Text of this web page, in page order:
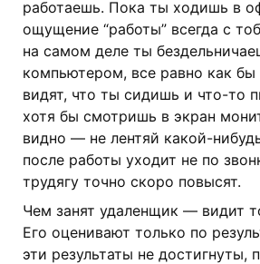
работаешь. Пока ты ходишь в
ощущение “работы” всегда с
на самом деле ты
компьютером, все равно как бы
видят, что ты сидишь и что-то
хотя бы смотришь в экран
видно — не лентяй какой-
после работы уходит не по
трудягу точно скоро повысят.
Чем занят удаленщик — видит
Его оценивают только по
эти результаты не достигнуты,